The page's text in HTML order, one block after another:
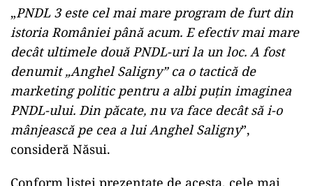
Jumătate din toată suma care s-a luat până acum
pentru „consultanță” pe PNDL 3 este luată de 10
firme.
POLITICĂ
Un lider USR îl critică dur pe Ilie